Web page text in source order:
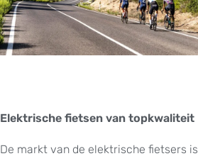
Elektrische fietsen van topkwaliteit
De markt van de elektrische fietsers is